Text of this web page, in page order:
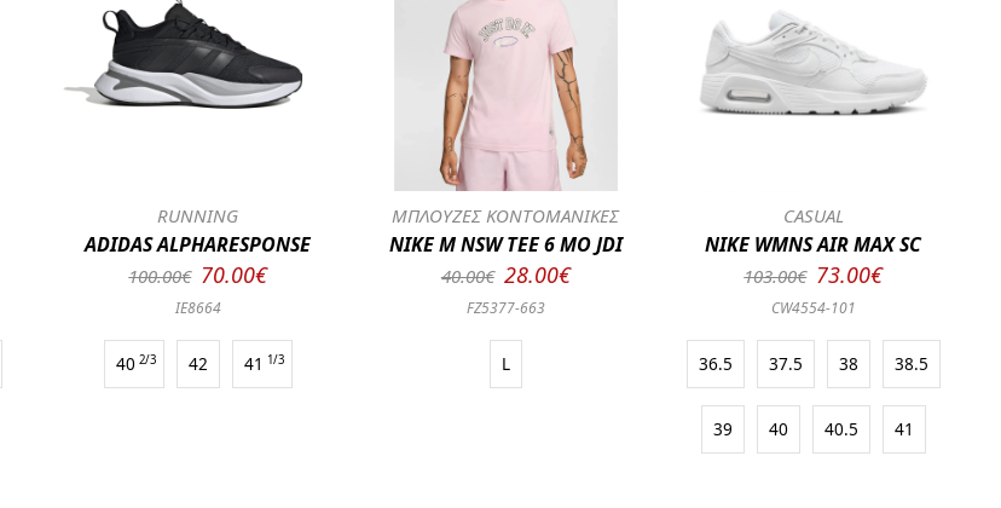
RUNNING
ADIDAS ALPHARESPONSE
100.00€ 70.00€
IE8664
40 2/3 42 41 1/3
ΜΠΛΟΥΖΕΣ ΚΟΝΤΟΜΑΝΙΚΕΣ
NIKE M NSW TEE 6 MO JDI
40.00€ 28.00€
FZ5377-663
L
CASUAL
NIKE WMNS AIR MAX SC
103.00€ 73.00€
CW4554-101
36.5 37.5 38 38.5
39 40 40.5 41